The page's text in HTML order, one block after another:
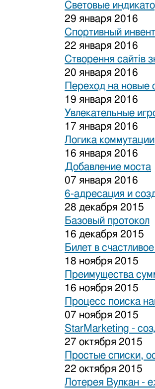
Световые
29 января 2016
Спортивный
22 января 2016
Створення сайтів
20 января 2016
Переход на новые
19 января 2016
Увлекательные
17 января 2016
Логика коммутации
16 января 2016
Добавление моста
07 января 2016
6-адресация и
28 декабря 2015
Базовый протокол
16 декабря 2015
Билет в
18 ноября 2015
Преимущества
16 ноября 2015
Процесс поиска
07 ноября 2015
StarMarketing -
27 октября 2015
Простые списки,
22 октября 2015
Лотерея Вулкан -